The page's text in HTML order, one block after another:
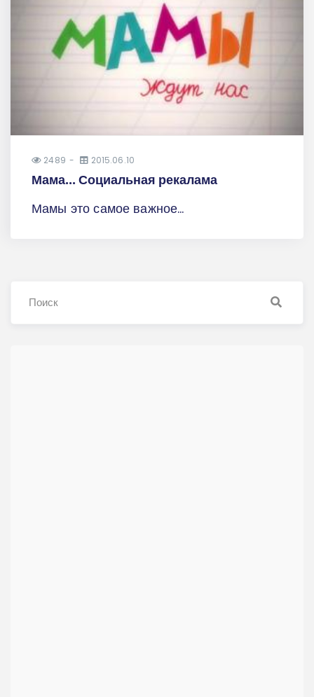
2489 2015.06.10
Мама... Социальная рекалама
Мамы это самое важное...